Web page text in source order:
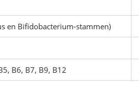
en Bifidobacterium-stammen)
B6, B7, B9, B12